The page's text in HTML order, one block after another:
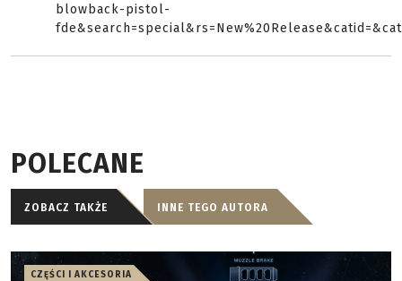
blowback-pistol-
POLECANE
ZOBACZ TAKŻE INNE TEGO AUTORA
CZĘŚCI I AKCESORIA